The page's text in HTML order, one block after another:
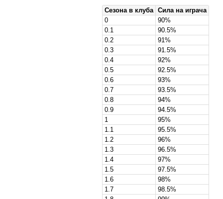
Сезона в клуба Сила на играча
0
90%
0.1
90.5%
0.2
91%
0.3
91.5%
0.4
92%
0.5
92.5%
0.6
93%
0.7
93.5%
0.8
94%
0.9
94.5%
1
95%
1.1
95.5%
1.2
96%
1.3
96.5%
1.4
97%
1.5
97.5%
1.6
98%
1.7
98.5%